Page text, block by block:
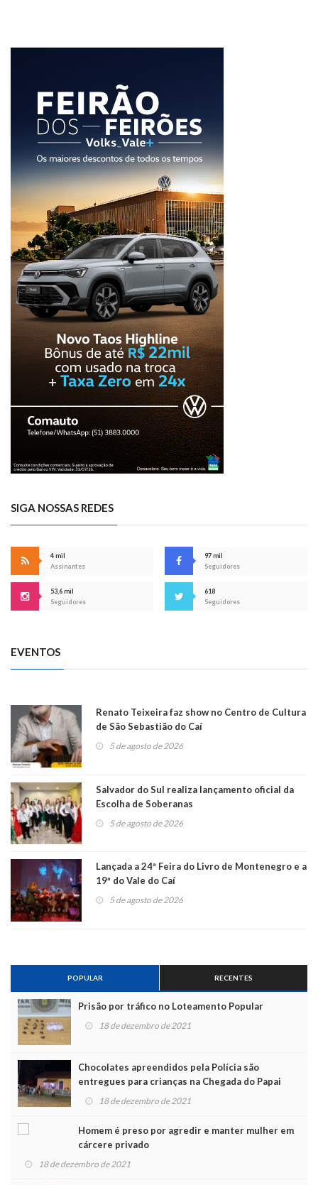
SIGA NOSSAS REDES
4 mil
Assinantes
97 mil
Seguidores
53,6 mil
Seguidores
618
Seguidores
EVENTOS
Renato Teixeira faz show no Centro de Cultura
de São Sebastião do Caí
5 de agosto de 2026
Salvador do Sul realiza lançamento oficial da
Escolha de Soberanas
5 de agosto de 2026
Lançada a 24ª Feira do Livro de Montenegro e a
19ª do Vale do Caí
5 de agosto de 2026
POPULAR RECENTES
Prisão por tráfico no Loteamento Popular
18 de dezembro de 2021
Chocolates apreendidos pela Polícia são
entregues para crianças na Chegada do Papai
Noel 18 de dezembro de 2021
Homem é preso por agredir e manter mulher em
cárcere privado
18 de dezembro de 2021